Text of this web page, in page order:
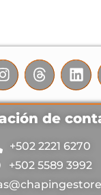
de
+502 2221 6270
+502 5589 3992